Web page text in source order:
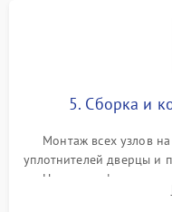
5. Сборка и
Монтаж всех узлов
уплотнителей дверцы и
Надежная фиксация
сборка корпуса